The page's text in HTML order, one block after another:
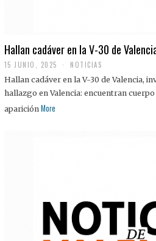
Hallan cadáver en la V-30 de
15 JUNIO, 2025 NOTICIAS
Hallan cadáver en la V-30 de Valencia,
hallazgo en Valencia: encuentran
aparición More